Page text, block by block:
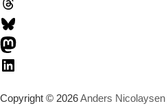
Mastodon
Copyright © 2026Anders Nicolaysen